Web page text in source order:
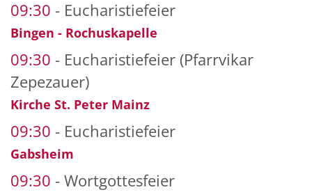
09:30 Eucharistiefeier
Bingen - Rochuskapelle
09:30
Eucharistiefeier (Pfarrvikar
Zepezauer)
Kirche St. Peter Mainz
09:30 Eucharistiefeier
Gabsheim
09:30 Wortgottesfeier